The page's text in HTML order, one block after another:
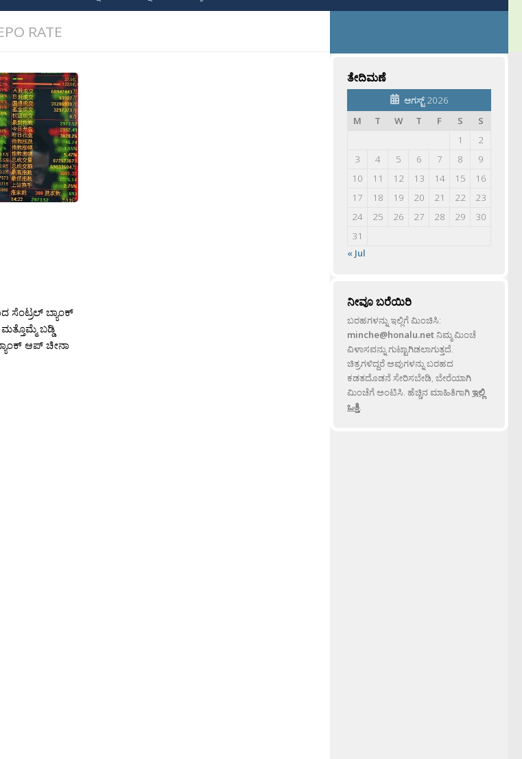
RATE
ಸೆಂಟ್ರಲ್ ಬ್ಯಾಂಕ್
ಬಡ್ಡಿ
ಆಪ್ ಚೀನಾ
ತೇದಿಮಣೆ
ಆಗಸ್ಟ್ 2026
M
T W T F S
S
1
2
3
4 5 6 7 8
9
10
11 12 13 14 15
16
17
18 19 20 21 22
23
24
25 26 27 28 29
30
31
« Jul
ನೀವೂ ಬರೆಯಿರಿ
ಬರಹಗಳನ್ನು ಇಲ್ಲಿಗೆ ಮಿಂಚಿಸಿ:
minche@honalu.netನಿಮ್ಮ ಮಿಂಚೆ
ವಿಳಾಸವನ್ನು ಗುಟ್ಟಾಗಿಡಲಾಗುತ್ತದೆ.
ಚಿತ್ರಗಳಿದ್ದರೆ ಅವುಗಳನ್ನು ಬರಹದ
ಕಡತದೊಡನೆ ಸೇರಿಸಬೇಡಿ, ಬೇರೆಯಾಗಿ
ಮಿಂಚೆಗೆ ಅಂಟಿಸಿ. ಹೆಚ್ಚಿನ ಮಾಹಿತಿಗಾಗಿಇಲ್ಲಿ
ಒತ್ತಿ.